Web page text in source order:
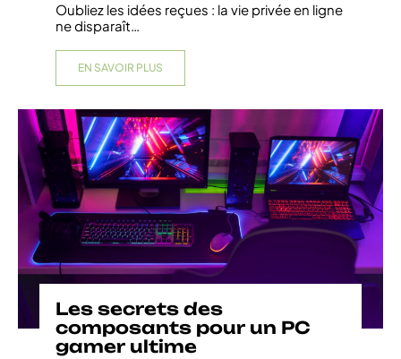
Oubliez les idées reçues : la vie privée en ligne
ne disparaît…
EN SAVOIR PLUS
Les secrets des
composants pour un PC
gamer ultime